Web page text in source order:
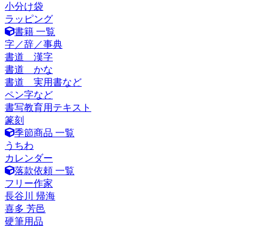
小分け袋
ラッピング
書籍 一覧
字／辞／事典
書道 漢字
書道 かな
書道 実用書など
ペン字など
書写教育用テキスト
篆刻
季節商品 一覧
うちわ
カレンダー
落款依頼 一覧
フリー作家
長谷川 帰海
喜多 芳邑
硬筆用品